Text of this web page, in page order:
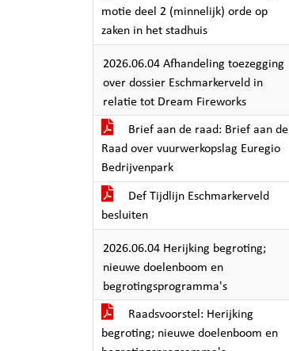
motie deel 2 (minnelijk) orde op
zaken in het stadhuis
2026.06.04 Afhandeling toezegging
over dossier Eschmarkerveld in
relatie tot Dream Fireworks
Brief aan de raad: Brief aan de
Raad over vuurwerkopslag Euregio
Bedrijvenpark
Def Tijdlijn Eschmarkerveld
besluiten
2026.06.04 Herijking begroting;
nieuwe doelenboom en
begrotingsprogramma's
Raadsvoorstel: Herijking
begroting; nieuwe doelenboom en